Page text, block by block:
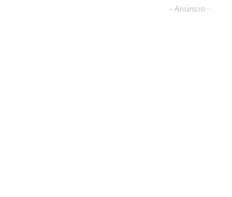
- Anúncio -